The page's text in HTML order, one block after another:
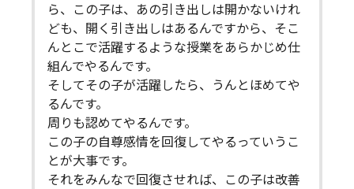
ら、この子は、あの引き出しは開かないけれ
ども、開く引き出しはあるんですから、そこ
んとこで活躍するような授業をあらかじめ仕
組んでやるんです。
そしてその子が活躍したら、うんとほめてや
るんです。
周りも認めてやるんです。
この子の自尊感情を回復してやるっていうこ
とが大事です。
それをみんなで回復させれば、この子は改善